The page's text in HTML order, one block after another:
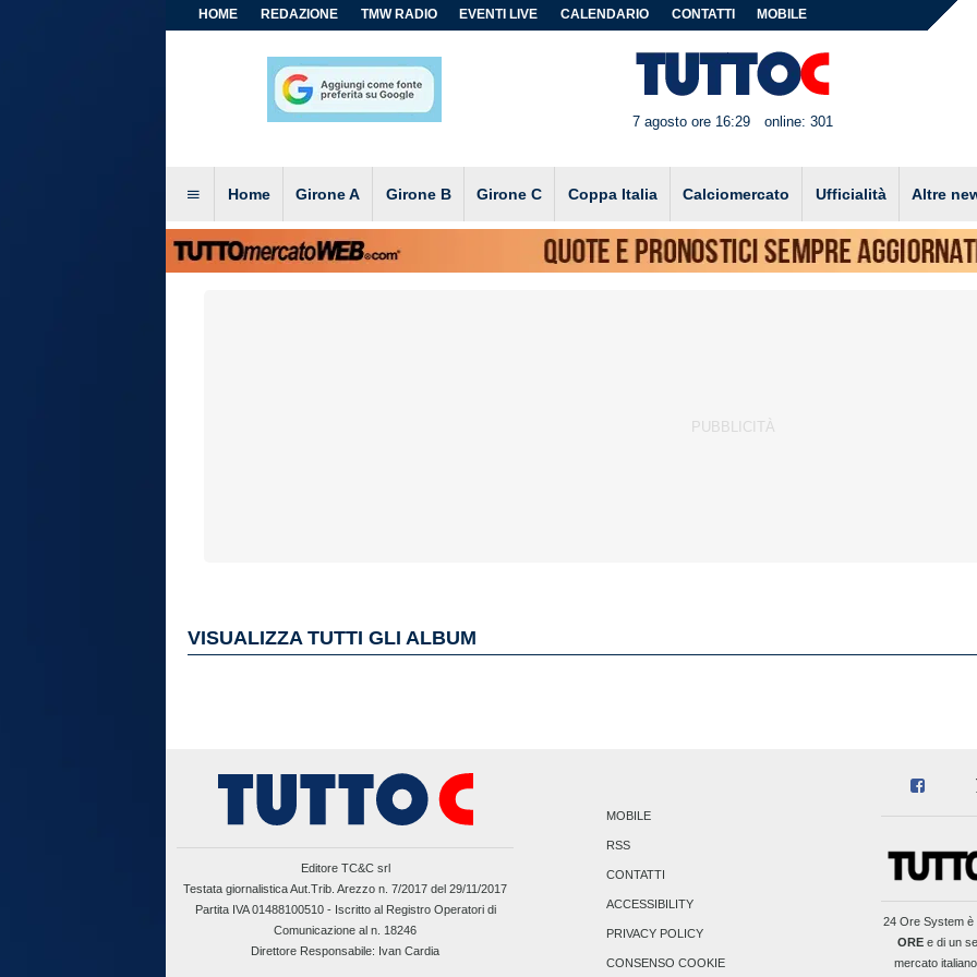
HOME REDAZIONE TMW RADIO EVENTI LIVE CALENDARIO CONTATTI MOBILE
7 agosto ore 16:29 online: 301
Home Girone A Girone B Girone C Coppa Italia Calciomercato Ufficialità Altre
VISUALIZZA TUTTI GLI ALBUM
Editore TC&C srl
Testata giornalistica Aut.Trib. Arezzo n. 7/2017 del 29/11/2017
Partita IVA 01488100510 - Iscritto al Registro Operatori di
Comunicazione al n. 18246
Direttore Responsabile: Ivan Cardia
MOBILE
RSS
CONTATTI
ACCESSIBILITY
PRIVACY POLICY
CONSENSO COOKIE
24 Ore Systemè
OREe di un
mercato